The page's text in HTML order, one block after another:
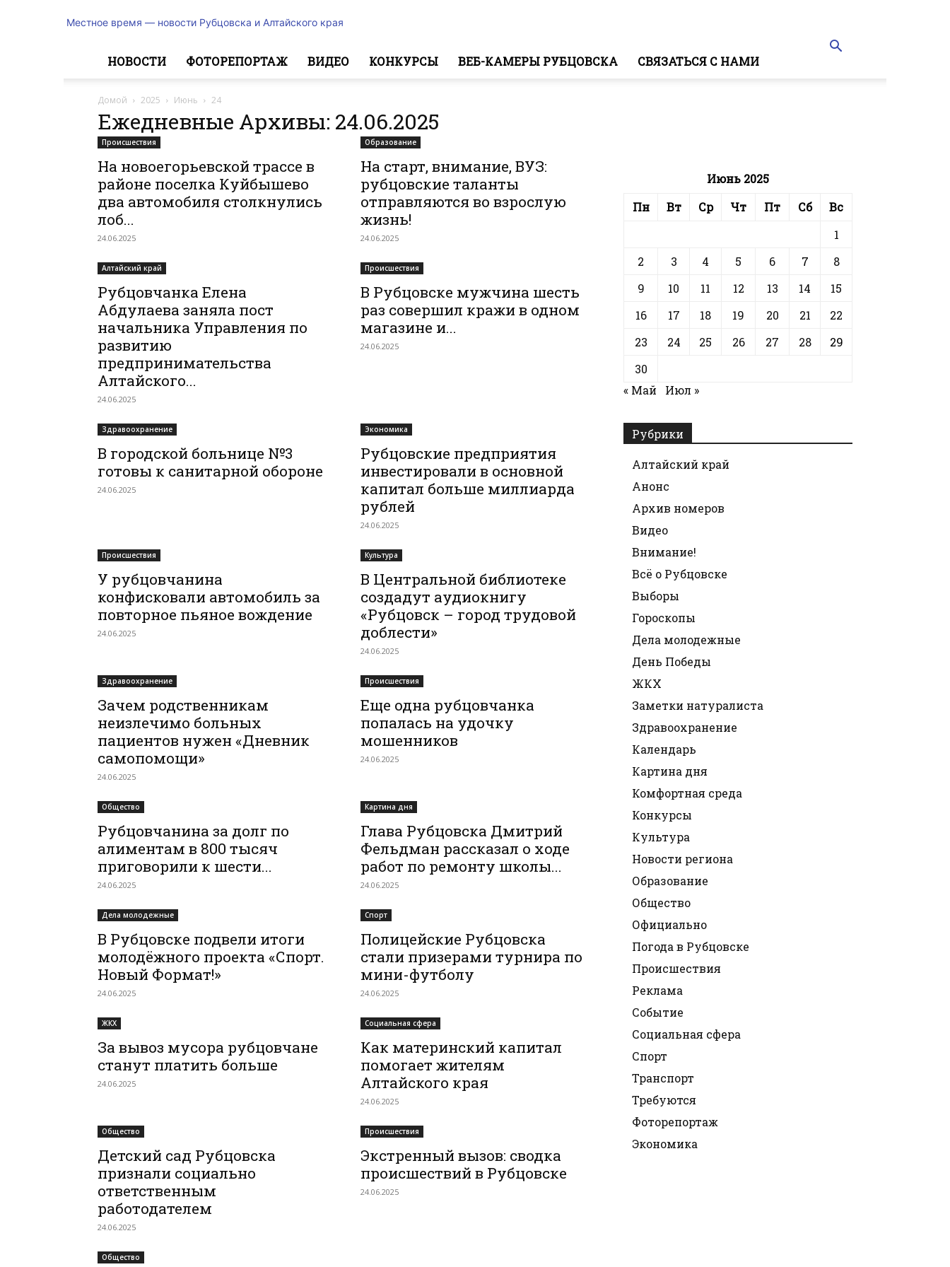
Местное время — новости Рубцовска и Алтайского края
НОВОСТИ ФОТОРЕПОРТАЖ ВИДЕО КОНКУРСЫ ВЕБ-КАМЕРЫ РУБЦОВСКА СВЯЗАТЬСЯ С НАМИ
Домой 2025 Июнь 24
Ежедневные Архивы: 24.06.2025
Происшествия
На новоегорьевской трассе в
районе поселка Куйбышево
два автомобиля столкнулись
лоб...
24.06.2025
Образование
На старт, внимание, ВУЗ:
рубцовские таланты
отправляются во взрослую
жизнь!
24.06.2025
Алтайский край
Рубцовчанка Елена
Абдулаева заняла пост
начальника Управления по
развитию
предпринимательства
Алтайского...
24.06.2025
Происшествия
В Рубцовске мужчина шесть
раз совершил кражи в одном
магазине и...
24.06.2025
Здравоохранение
В городской больнице №3
готовы к санитарной обороне
24.06.2025
Экономика
Рубцовские предприятия
инвестировали в основной
капитал больше миллиарда
рублей
24.06.2025
Происшествия
У рубцовчанина
конфисковали автомобиль за
повторное пьяное вождение
24.06.2025
Культура
В Центральной библиотеке
создадут аудиокнигу
«Рубцовск – город трудовой
доблести»
24.06.2025
Здравоохранение
Зачем родственникам
неизлечимо больных
пациентов нужен «Дневник
самопомощи»
24.06.2025
Происшествия
Еще одна рубцовчанка
попалась на удочку
мошенников
24.06.2025
Общество
Рубцовчанина за долг по
алиментам в 800 тысяч
приговорили к шести...
24.06.2025
Картина дня
Глава Рубцовска Дмитрий
Фельдман рассказал о ходе
работ по ремонту школы...
24.06.2025
Дела молодежные
В Рубцовске подвели итоги
молодёжного проекта «Спорт.
Новый Формат!»
24.06.2025
Спорт
Полицейские Рубцовска
стали призерами турнира по
мини-футболу
24.06.2025
ЖКХ
За вывоз мусора рубцовчане
станут платить больше
24.06.2025
Социальная сфера
Как материнский капитал
помогает жителям
Алтайского края
24.06.2025
Общество
Детский сад Рубцовска
признали социально
ответственным
работодателем
24.06.2025
Происшествия
Экстренный вызов: сводка
происшествий в Рубцовске
24.06.2025
Общество
Июнь 2025
Пн
Вт Ср Чт Пт Сб
Вс
1
2
3 4 5 6 7
8
9
10 11 12 13 14
15
16
17 18 19 20 21
22
23
24 25 26 27 28
29
30
« Май
Июл »
Рубрики
Алтайский край
Анонс
Архив номеров
Видео
Внимание!
Всё о Рубцовске
Выборы
Гороскопы
Дела молодежные
День Победы
ЖКХ
Заметки натуралиста
Здравоохранение
Календарь
Картина дня
Комфортная среда
Конкурсы
Культура
Новости региона
Образование
Общество
Официально
Погода в Рубцовске
Происшествия
Реклама
Событие
Социальная сфера
Спорт
Транспорт
Требуются
Фоторепортаж
Экономика